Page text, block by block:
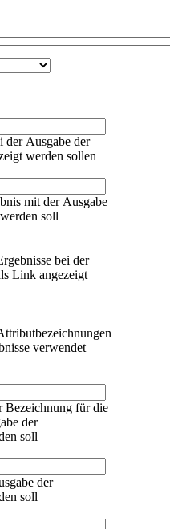
der Ausgabe der
werden sollen
mit der Ausgabe
soll
bei der
Link angezeigt
verwendet
Bezeichnung für die
der
soll
der
soll